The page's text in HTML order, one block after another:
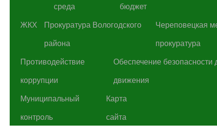
содержимому
среда
бюджет
ЖКХ
Прокуратура Вологодского
района
Череповецкая
прокуратура
Противодействие
коррупции
Обеспечение безопасности
движения
Муниципальный
контроль
Карта
сайта